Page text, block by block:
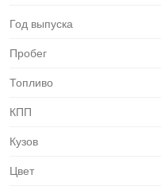
Год выпуска
Пробег
Топливо
КПП
Кузов
Цвет